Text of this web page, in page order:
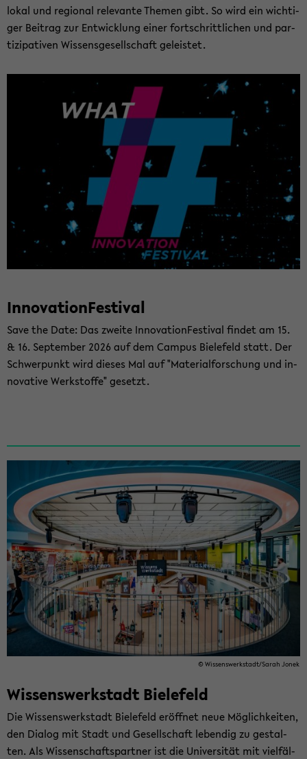
lokal und re­gio­nal re­le­van­te The­men gibt. So wird ein wich­ti­
ger Bei­trag zur Ent­wick­lung einer fort­schritt­li­chen und par­
ti­zi­pa­ti­ven Wis­sens­ge­sell­schaft ge­leis­tet.
In­no­va­ti­on­Fes­ti­val
Save the Date: Das zwei­te In­no­va­ti­on­Fes­ti­val fin­det am 15.
& 16. Sep­tem­ber 2026 auf dem Cam­pus Bie­le­feld statt. Der
Schwer­punkt wird die­ses Mal auf "Ma­te­ri­al­for­schung und in­
no­va­ti­ve Werk­stof­fe" ge­setzt.
© Wis­sens­werk­stadt/Sarah Jonek
Wissenswerkstadt ­Bielefeld
Die Wis­sens­werk­stadt Bie­le­feld er­öff­net neue Mög­lich­kei­ten,
den Dia­log mit Stadt und Ge­sell­schaft le­ben­dig zu ge­stal­
ten. Als Wis­sen­schafts­part­ner ist die Uni­ver­si­tät mit viel­fäl­